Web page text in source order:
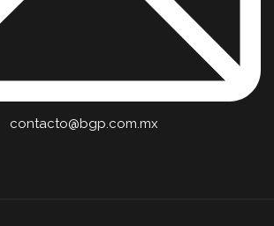
contacto@bgp.com.mx